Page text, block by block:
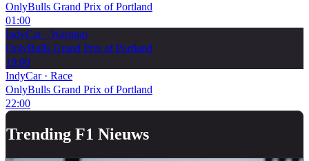
OnlyBulls Grand Prix of Portland
01:00
IndyCar· Warmup
OnlyBulls Grand Prix of Portland
19:00
IndyCar· Race
OnlyBulls Grand Prix of Portland
22:00
Trending F1 Nieuws